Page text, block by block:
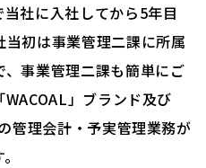
社に入社してから5年目
当初は事業管理二課に所属
、事業管理二課も簡単にご
」ブランド及び
管理会計・予実管理業務が